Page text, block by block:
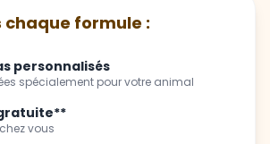
chaque formule :
personnalisés
spécialement pour votre animal
vous